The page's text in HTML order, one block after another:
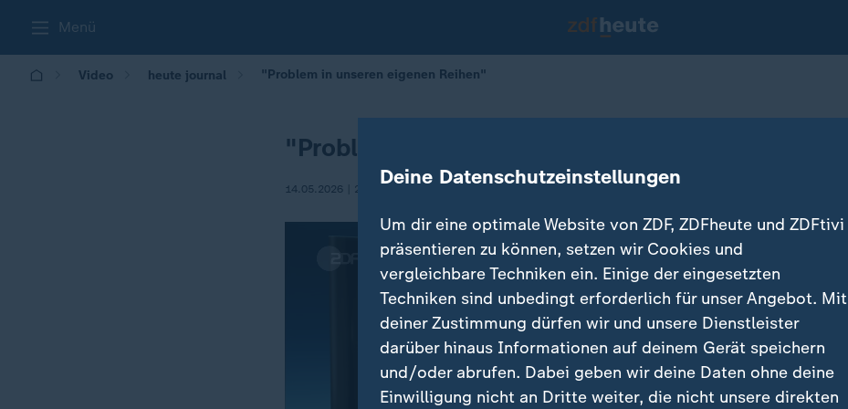
Menü
Video heute journal "Problem in unseren eigenen Reihen"
"Problem in unseren eigenen Reihen"
14.05.2026 | 21:45 Deine Datenschutzeinstellungen
Um dir eine optimale Website von ZDF, ZDFheute und ZDFtivi
präsentieren zu können, setzen wir Cookies und
vergleichbare Techniken ein. Einige der eingesetzten
Techniken sind unbedingt erforderlich für unser Angebot. Mit
deiner Zustimmung dürfen wir und unsere Dienstleister
darüber hinaus Informationen auf deinem Gerät speichern
und/oder abrufen. Dabei geben wir deine Daten ohne deine
Einwilligung nicht an Dritte weiter, die nicht unsere direkten